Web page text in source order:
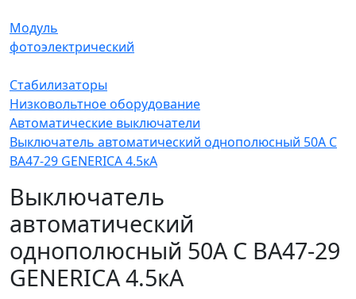
Модуль
фотоэлектрический
Стабилизаторы
Низковольтное оборудование
Автоматические выключатели
Выключатель автоматический однополюсный 50А C
ВА47-29 GENERICA 4.5кА
Выключатель
автоматический
однополюсный 50А C ВА47-29
GENERICA 4.5кА